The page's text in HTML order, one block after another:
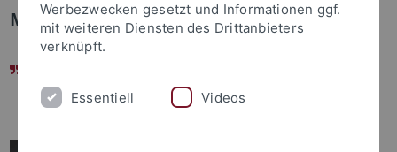
Ministerialrat a.D.
Händen!
Werbezwecken gesetzt und Informationen ggf.
mit weiteren Diensten des Drittanbieters
verknüpft.
Essentiell Videos